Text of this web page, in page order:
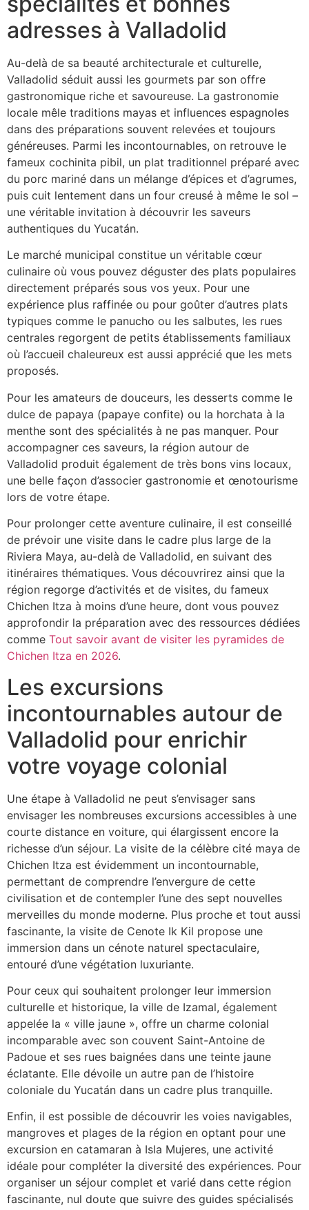
adresses à Valladolid
Au-delà de sa beauté architecturale et culturelle,
Valladolid séduit aussi les gourmets par son offre
gastronomique riche et savoureuse. La gastronomie
locale mêle traditions mayas et influences espagnoles
dans des préparations souvent relevées et toujours
généreuses. Parmi les incontournables, on retrouve le
fameux cochinita pibil, un plat traditionnel préparé avec
du porc mariné dans un mélange d’épices et d’agrumes,
puis cuit lentement dans un four creusé à même le sol –
une véritable invitation à découvrir les saveurs
authentiques du Yucatán.
Le marché municipal constitue un véritable cœur
culinaire où vous pouvez déguster des plats populaires
directement préparés sous vos yeux. Pour une
expérience plus raffinée ou pour goûter d’autres plats
typiques comme le panucho ou les salbutes, les rues
centrales regorgent de petits établissements familiaux
où l’accueil chaleureux est aussi apprécié que les mets
proposés.
Pour les amateurs de douceurs, les desserts comme le
dulce de papaya (papaye confite) ou la horchata à la
menthe sont des spécialités à ne pas manquer. Pour
accompagner ces saveurs, la région autour de
Valladolid produit également de très bons vins locaux,
une belle façon d’associer gastronomie et œnotourisme
lors de votre étape.
Pour prolonger cette aventure culinaire, il est conseillé
de prévoir une visite dans le cadre plus large de la
Riviera Maya, au-delà de Valladolid, en suivant des
itinéraires thématiques. Vous découvrirez ainsi que la
région regorge d’activités et de visites, du fameux
Chichen Itza à moins d’une heure, dont vous pouvez
approfondir la préparation avec des ressources dédiées
comme Tout savoir avant de visiter les pyramides de
Chichen Itza en 2026.
Les excursions
incontournables autour de
Valladolid pour enrichir
votre voyage colonial
Une étape à Valladolid ne peut s’envisager sans
envisager les nombreuses excursions accessibles à une
courte distance en voiture, qui élargissent encore la
richesse d’un séjour. La visite de la célèbre cité maya de
Chichen Itza est évidemment un incontournable,
permettant de comprendre l’envergure de cette
civilisation et de contempler l’une des sept nouvelles
merveilles du monde moderne. Plus proche et tout aussi
fascinante, la visite de Cenote Ik Kil propose une
immersion dans un cénote naturel spectaculaire,
entouré d’une végétation luxuriante.
Pour ceux qui souhaitent prolonger leur immersion
culturelle et historique, la ville de Izamal, également
appelée la « ville jaune », offre un charme colonial
incomparable avec son couvent Saint-Antoine de
Padoue et ses rues baignées dans une teinte jaune
éclatante. Elle dévoile un autre pan de l’histoire
coloniale du Yucatán dans un cadre plus tranquille.
Enfin, il est possible de découvrir les voies navigables,
mangroves et plages de la région en optant pour une
excursion en catamaran à Isla Mujeres, une activité
idéale pour compléter la diversité des expériences. Pour
organiser un séjour complet et varié dans cette région
fascinante, nul doute que suivre des guides spécialisés